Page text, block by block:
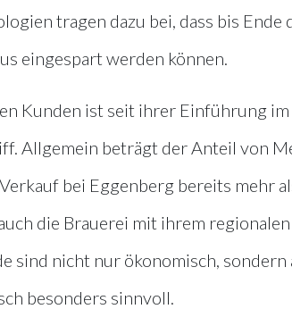
tragen dazu bei, dass bis Ende
eingespart werden können.
Kunden ist seit ihrer Einführung
Allgemein beträgt der Anteil von
bei Eggenberg bereits mehr
die Brauerei mit ihrem
sind nicht nur ökonomisch,
besonders sinnvoll.